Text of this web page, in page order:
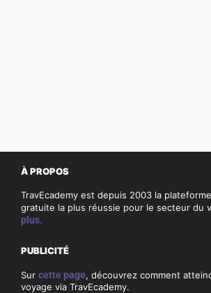
À PROPOS
TravEcademy est depuis 2003 la
gratuite la plus réussie pour le secteur du
plus.
PUBLICITÉ
Sur cette page, découvrez comment
voyage via TravEcademy.